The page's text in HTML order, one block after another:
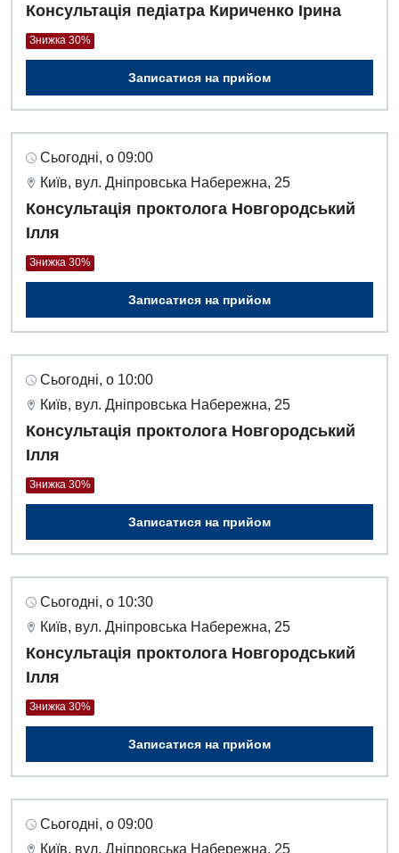
Для дорослих
Акушерство і гінекологія
Алергологія, імунологія
Безоплатні послуги
Вакцинація
Гастроентерологія
Гематологія
Дерматовенерологія
Дієтологія
Кардіологія
Мамологія
Медична психологія
Оториноларингологія
Офтальмологічне відділення
Проктологія
Ревматологія
Терапія
Травматологія і ортопедія
Урологія
Національний скринінг здоров’я 40+
Українська
Російська
Консультація педіатра Кириченко Ірина
Знижка 30%
Записатися на прийом
Сьогодні, о 09:00
Київ, вул. Дніпровська Набережна, 25
Консультація проктолога Новгородський
Ілля
Знижка 30%
Записатися на прийом
Сьогодні, о 10:00
Київ, вул. Дніпровська Набережна, 25
Консультація проктолога Новгородський
Ілля
Знижка 30%
Записатися на прийом
Сьогодні, о 10:30
Київ, вул. Дніпровська Набережна, 25
Консультація проктолога Новгородський
Ілля
Знижка 30%
Записатися на прийом
Сьогодні, о 09:00
Київ, вул. Дніпровська Набережна, 25